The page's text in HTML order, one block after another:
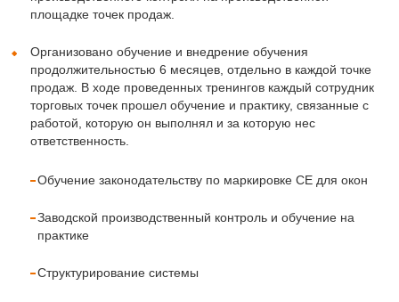
площадке точек продаж.
Организовано обучение и внедрение обучения
продолжительностью 6 месяцев, отдельно в каждой точке
продаж. В ходе проведенных тренингов каждый сотрудник
торговых точек прошел обучение и практику, связанные с
работой, которую он выполнял и за которую нес
ответственность.
Обучение законодательству по маркировке CE для окон
Заводской производственный контроль и обучение на
практике
Структурирование системы